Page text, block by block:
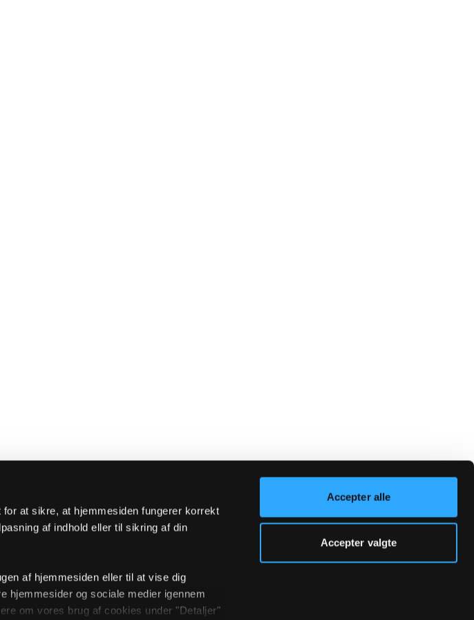
at sikre, at hjemmesiden fungerer korrekt
af indhold eller til sikring af din
af hjemmesiden eller til at vise dig
hjemmesider og sociale medier igennem
om vores brug af cookies under "Detaljer"
Accepter alle
Accepter valgte